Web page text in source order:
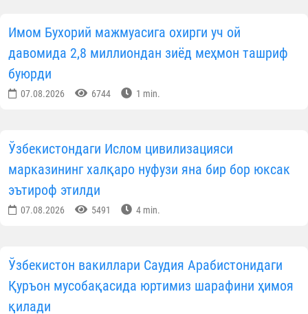
Имом Бухорий мажмуасига охирги уч ой
давомида 2,8 миллиондан зиёд меҳмон ташриф
буюрди
07.08.2026 6744 1 min.
Ўзбекистондаги Ислом цивилизацияси
марказининг халқаро нуфузи яна бир бор юксак
эътироф этилди
07.08.2026 5491 4 min.
Ўзбекистон вакиллари Саудия Арабистонидаги
Қуръон мусобақасида юртимиз шарафини ҳимоя
қилади